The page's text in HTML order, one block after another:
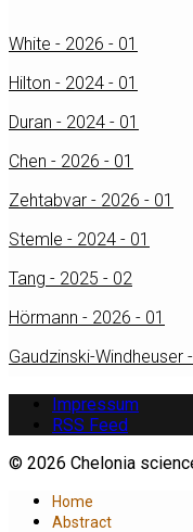
White - 2026 - 01
Hilton - 2024 - 01
Duran - 2024 - 01
Chen - 2026 - 01
Zehtabvar - 2026 - 01
Stemle - 2024 - 01
Tang - 2025 - 02
Hörmann - 2026 - 01
Gaudzinski-Windheuser
Impressum
RSS Feed
© 2026 Chelonia
Home
Abstract